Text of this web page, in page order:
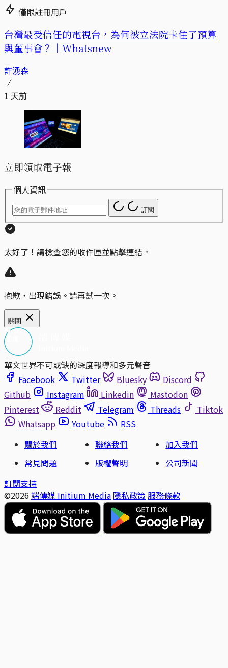
僅限註冊用戶
台灣最受信任的電視台，為何被立法院卡住了預算
與董事會？｜Whatsnew
許湧森
1 天前
立即領取電子報
個人資訊
訂閱
太好了！請檢查您的收件匣並點擊連結。
抱歉，出現錯誤。請再試一次。
關閉
華文世界不可或缺的深度報導和多元聲音
Facebook
Twitter Bluesky
Discord
Github
Instagram Linkedin
Mastodon
Pinterest
Reddit Telegram Threads
Tiktok
Whatsapp
Youtube
RSS
關於我們
聯絡我們
加入我們
常見問題
版權聲明
公司新聞
訂閱支持
©2026 端傳媒 Initium Media 隱私政策 服務條款